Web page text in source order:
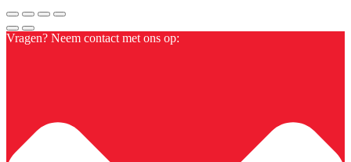
Vragen? Neem contact met ons op: